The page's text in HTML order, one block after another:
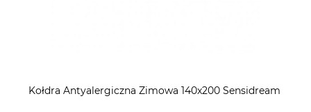
Kołdra Antyalergiczna Zimowa 140x200 Sensidream